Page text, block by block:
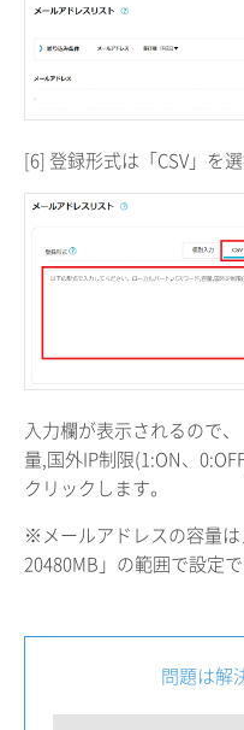
[6] 登録形式は「CSV」を選
入力欄が表示されるので
量,国外IP制限(1:ON、
クリックします。
※メールアドレスの容量
20480MB」の範囲で設定で
問題は解